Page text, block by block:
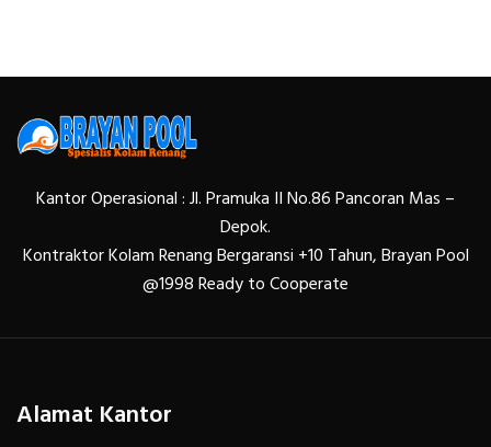
Kantor Operasional : Jl. Pramuka II No.86 Pancoran Mas –
Depok.
Kontraktor Kolam Renang Bergaransi +10 Tahun, Brayan Pool
@1998 Ready to Cooperate
Alamat Kantor